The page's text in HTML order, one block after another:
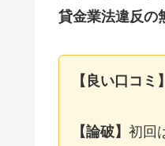
貸金業法違反の
【良い口コ
【論破】 初回